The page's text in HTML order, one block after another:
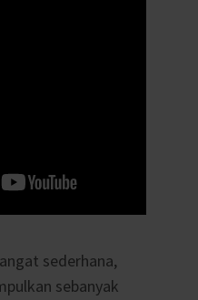
sederhana,
sebanyak